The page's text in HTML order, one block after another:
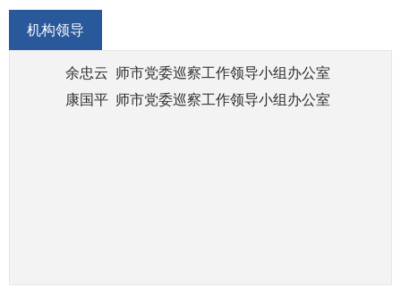
机构领导
余忠云 师市党委巡察工作领导小组办公室
康国平 师市党委巡察工作领导小组办公室